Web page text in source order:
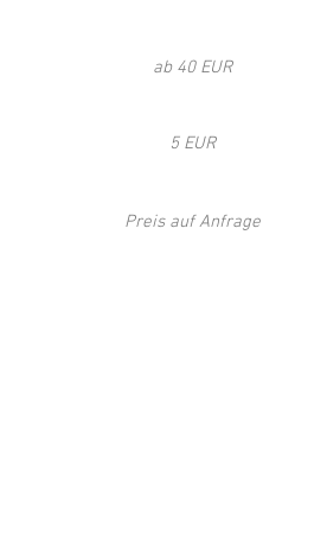
ab 40 EUR
5 EUR
Preis auf Anfrage